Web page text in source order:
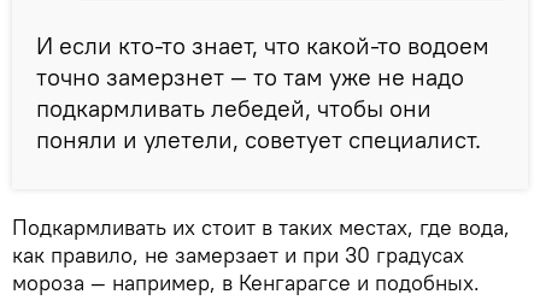
И если кто-то знает, что какой-то водоем
точно замерзнет — то там уже не надо
подкармливать лебедей, чтобы они
поняли и улетели, советует специалист.
Подкармливать их стоит в таких местах, где вода,
как правило, не замерзает и при 30 градусах
мороза — например, в Кенгарагсе и подобных.